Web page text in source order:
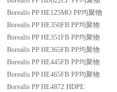
Borealis PP HE125MO PP均聚物
Borealis PP HE350FB PP均聚物
Borealis PP HE351FB PP均聚物
Borealis PP HE365FB PP均聚物
Borealis PP HE445FB PP均聚物
Borealis PP HE465FB PP均聚物
Borealis PP HE4872 HDPE